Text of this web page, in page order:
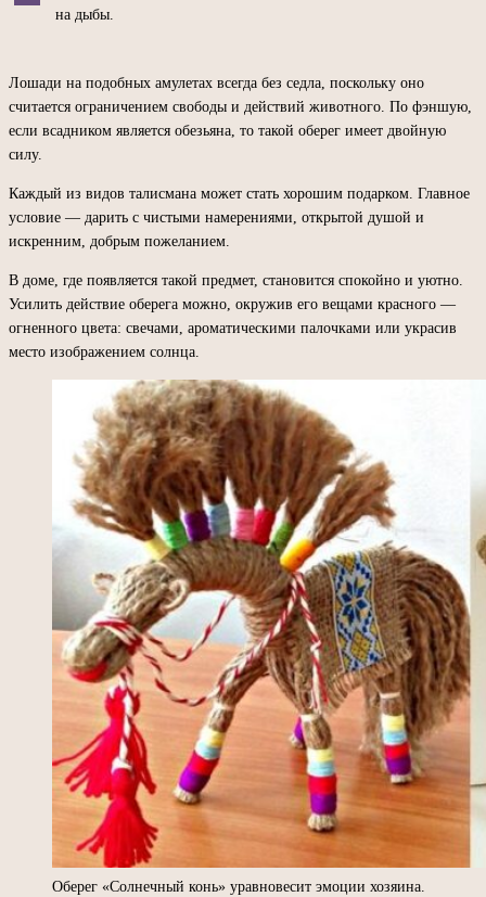
на дыбы.
Лошади на подобных амулетах всегда без седла, поскольку оно
считается ограничением свободы и действий животного. По фэншую,
если всадником является обезьяна, то такой оберег имеет двойную
силу.
Каждый из видов талисмана может стать хорошим подарком. Главное
условие — дарить с чистыми намерениями, открытой душой и
искренним, добрым пожеланием.
В доме, где появляется такой предмет, становится спокойно и уютно.
Усилить действие оберега можно, окружив его вещами красного —
огненного цвета: свечами, ароматическими палочками или украсив
место изображением солнца.
Оберег «Солнечный конь» уравновесит эмоции хозяина.